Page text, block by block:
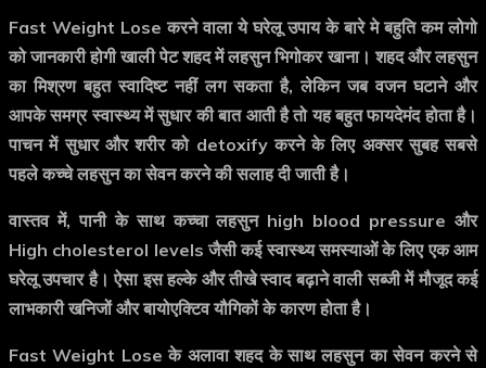
Fast Weight Lose करने वाला ये घरेलू उपाय के बारे मे बहुति कम लोगो
को जानकारी होगी खाली पेट शहद में लहसुन भिगोकर खाना। शहद और लहसुन
का मिश्रण बहुत स्वादिष्ट नहीं लग सकता है, लेकिन जब वजन घटाने और
आपके समग्र स्वास्थ्य में सुधार की बात आती है तो यह बहुत फायदेमंद होता है।
पाचन में सुधार और शरीर को detoxify करने के लिए अक्सर सुबह सबसे
पहले कच्चे लहसुन का सेवन करने की सलाह दी जाती है।
वास्तव में, पानी के साथ कच्चा लहसुन high blood pressure और
High cholesterol levels जैसी कई स्वास्थ्य समस्याओं के लिए एक आम
घरेलू उपचार है। ऐसा इस हल्के और तीखे स्वाद बढ़ाने वाली सब्जी में मौजूद कई
लाभकारी खनिजों और बायोएक्टिव यौगिकों के कारण होता है।
Fast Weight Lose के अलावा शहद के साथ लहसुन का सेवन करने से